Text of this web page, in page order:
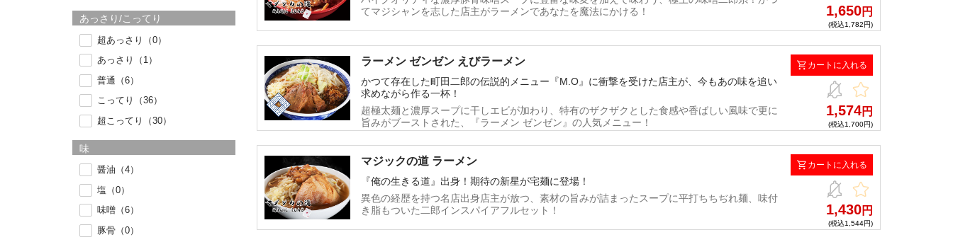
あっさり/こってり
超あっさり（0）
あっさり（1）
普通（6）
こってり（36）
超こってり（30）
味
醤油（4）
塩（0）
味噌（6）
豚骨（0）
てマジシャンを志した店主がラーメンであなたを魔法にかける！
1,650円
(税込1,782円)
カートに入れる
ラーメン ゼンゼン えびラーメン
かつて存在した町田二郎の伝説的メニュー『M.O』に衝撃を受けた店主が、今もあの味を追い
求めながら作る一杯！
超極太麺と濃厚スープに干しエビが加わり、特有のザクザクとした食感や香ばしい風味で更に
旨みがブーストされた、『ラーメン ゼンゼン』の人気メニュー！
1,574円
(税込1,700円)
カートに入れる
マジックの道 ラーメン
『俺の生きる道』出身！期待の新星が宅麺に登場！
異色の経歴を持つ名店出身店主が放つ、素材の旨みが詰まったスープに平打ちちぢれ麺、味付
き脂もついた二郎インスパイアフルセット！
1,430円
(税込1,544円)